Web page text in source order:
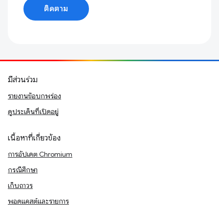
ติดตาม
มีส่วนร่วม
รายงานข้อบกพร่อง
ดูประเด็นที่เปิดอยู่
เนื้อหาที่เกี่ยวข้อง
การอัปเดต Chromium
กรณีศึกษา
เก็บถาวร
พอดแคสต์และรายการ